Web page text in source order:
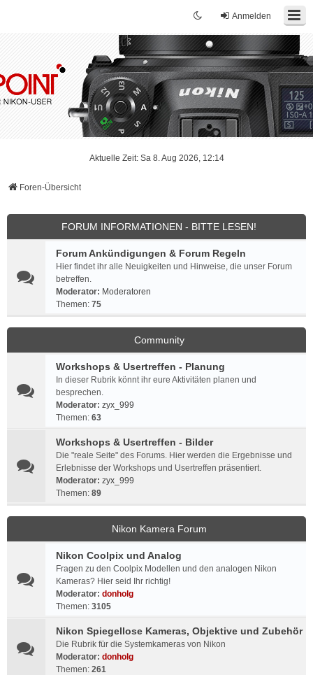
Anmelden
Aktuelle Zeit: Sa 8. Aug 2026, 12:14
Foren-Übersicht
FORUM INFORMATIONEN - BITTE LESEN!
Forum Ankündigungen & Forum Regeln
Hier findet ihr alle Neuigkeiten und Hinweise, die unser Forum
betreffen.
Moderator: Moderatoren
Themen: 75
Community
Workshops & Usertreffen - Planung
In dieser Rubrik könnt ihr eure Aktivitäten planen und
besprechen.
Moderator: zyx_999
Themen: 63
Workshops & Usertreffen - Bilder
Die "reale Seite" des Forums. Hier werden die Ergebnisse und
Erlebnisse der Workshops und Usertreffen präsentiert.
Moderator: zyx_999
Themen: 89
Nikon Kamera Forum
Nikon Coolpix und Analog
Fragen zu den Coolpix Modellen und den analogen Nikon
Kameras? Hier seid Ihr richtig!
Moderator: donholg
Themen: 3105
Nikon Spiegellose Kameras, Objektive und Zubehör
Die Rubrik für die Systemkameras von Nikon
Moderator: donholg
Themen: 261